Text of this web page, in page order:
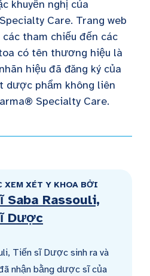
khuyến nghị của
Care. Trang web
tham chiếu đến các
có tên thương hiệu là
hiệu đã đăng ký của
dược phẩm không liên
Specialty Care.
XÉT Y KHOA BỞI
Saba Rassouli,
Dược
Tiến sĩ Dược sinh ra và
nhận bằng dược sĩ của